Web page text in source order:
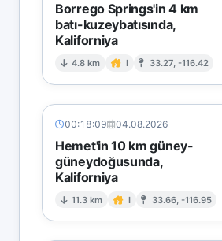
Borrego Springs'in 4 km
batı-kuzeybatısında,
Kaliforniya
4.8 km I 33.27, -116.42
00:18:09 04.08.2026
Hemet'in 10 km güney-
güneydoğusunda,
Kaliforniya
11.3 km I 33.66, -116.95